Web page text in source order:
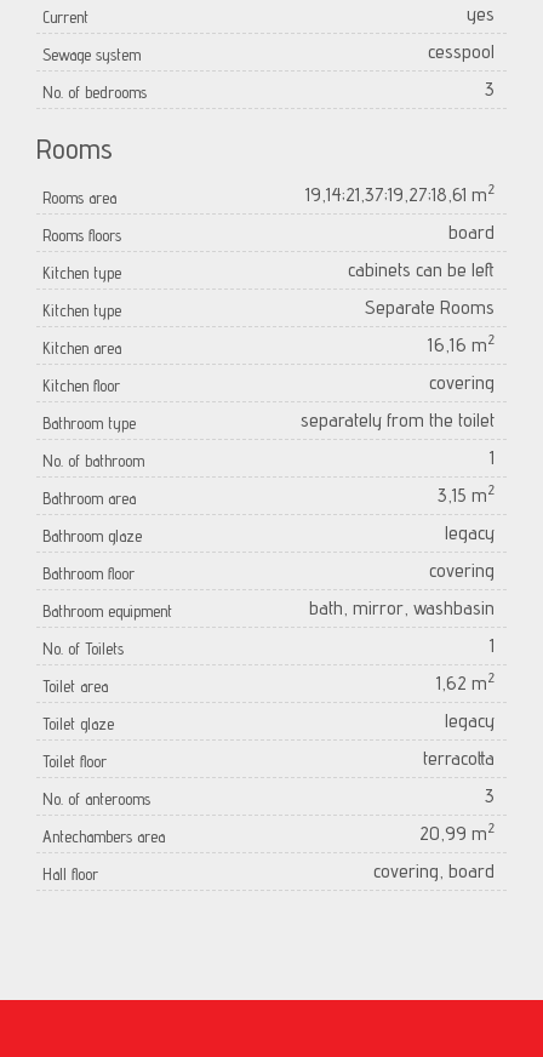
Current yes
Sewage system cesspool
No. of bedrooms 3
Rooms
Rooms area 19,14;21,37;19,27;18,61 m2
Rooms floors board
Kitchen type cabinets can be left
Kitchen type Separate Rooms
Kitchen area 16,16 m2
Kitchen floor covering
Bathroom type separately from the toilet
No. of bathroom 1
Bathroom area 3,15 m2
Bathroom glaze legacy
Bathroom floor covering
Bathroom equipment bath, mirror, washbasin
No. of Toilets 1
Toilet area 1,62 m2
Toilet glaze legacy
Toilet floor terracotta
No. of anterooms 3
Antechambers area 20,99 m2
Hall floor covering, board